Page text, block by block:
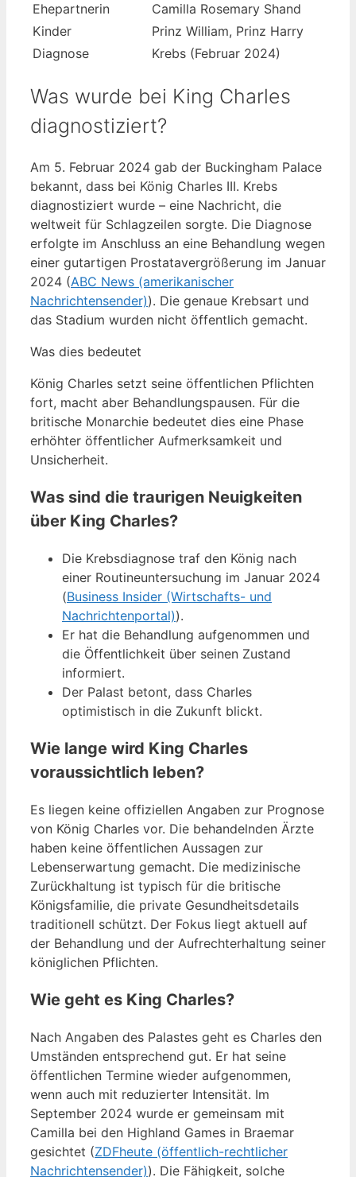
Ehepartnerin
Camilla Rosemary Shand
Kinder
Prinz William, Prinz Harry
Diagnose
Krebs (Februar 2024)
Was wurde bei King Charles
diagnostiziert?
Am 5. Februar 2024 gab der Buckingham Palace
bekannt, dass bei König Charles III. Krebs
diagnostiziert wurde – eine Nachricht, die
weltweit für Schlagzeilen sorgte. Die Diagnose
erfolgte im Anschluss an eine Behandlung wegen
einer gutartigen Prostatavergrößerung im Januar
2024 (ABC News (amerikanischer
Nachrichtensender)). Die genaue Krebsart und
das Stadium wurden nicht öffentlich gemacht.
Was dies bedeutet
König Charles setzt seine öffentlichen Pflichten
fort, macht aber Behandlungspausen. Für die
britische Monarchie bedeutet dies eine Phase
erhöhter öffentlicher Aufmerksamkeit und
Unsicherheit.
Was sind die traurigen Neuigkeiten
über King Charles?
Die Krebsdiagnose traf den König nach
einer Routineuntersuchung im Januar 2024
(Business Insider (Wirtschafts- und
Nachrichtenportal)).
Er hat die Behandlung aufgenommen und
die Öffentlichkeit über seinen Zustand
informiert.
Der Palast betont, dass Charles
optimistisch in die Zukunft blickt.
Wie lange wird King Charles
voraussichtlich leben?
Es liegen keine offiziellen Angaben zur Prognose
von König Charles vor. Die behandelnden Ärzte
haben keine öffentlichen Aussagen zur
Lebenserwartung gemacht. Die medizinische
Zurückhaltung ist typisch für die britische
Königsfamilie, die private Gesundheitsdetails
traditionell schützt. Der Fokus liegt aktuell auf
der Behandlung und der Aufrechterhaltung seiner
königlichen Pflichten.
Wie geht es King Charles?
Nach Angaben des Palastes geht es Charles den
Umständen entsprechend gut. Er hat seine
öffentlichen Termine wieder aufgenommen,
wenn auch mit reduzierter Intensität. Im
September 2024 wurde er gemeinsam mit
Camilla bei den Highland Games in Braemar
gesichtet (ZDFheute (öffentlich-rechtlicher
Nachrichtensender)). Die Fähigkeit, solche